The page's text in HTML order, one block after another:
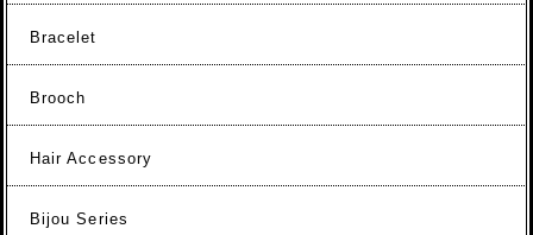
Bracelet
Brooch
Hair Accessory
Bijou Series